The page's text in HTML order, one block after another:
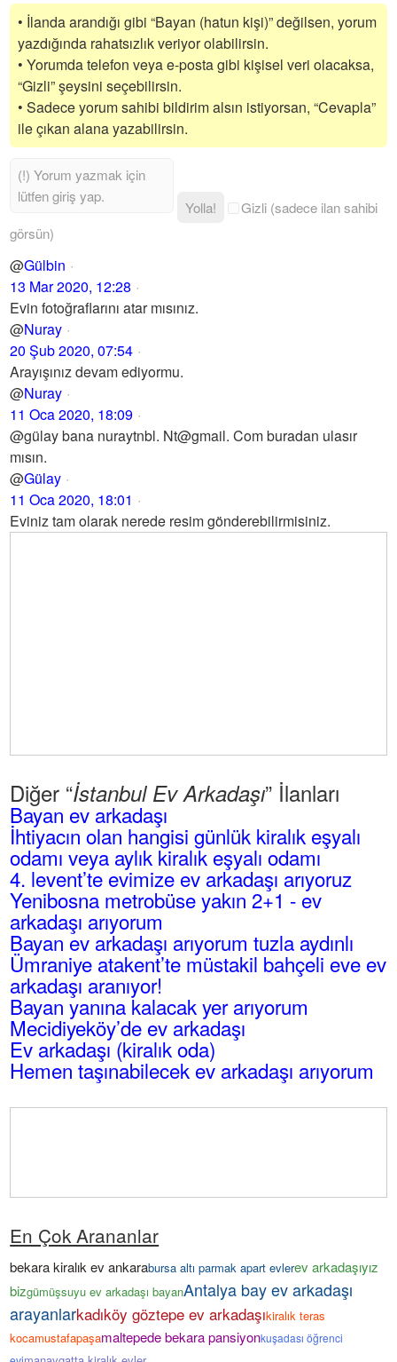
• İlanda arandığı gibi “Bayan (hatun kişi)” değilsen, yorum
yazdığında rahatsızlık veriyor olabilirsin.
• Yorumda telefon veya e-posta gibi kişisel veri olacaksa,
“Gizli” şeysini seçebilirsin.
• Sadece yorum sahibi bildirim alsın istiyorsan, “Cevapla”
ile çıkan alana yazabilirsin.
Yolla!
Gizli (sadece ilan sahibi
görsün)
@Gülbin
13 Mar 2020, 12:28
Evin fotoğraflarını atar mısınız.
@Nuray
20 Şub 2020, 07:54
Arayışınız devam ediyormu.
@Nuray
11 Oca 2020, 18:09
@gülay bana nuraytnbl. Nt@gmail. Com buradan ulasır
mısın.
@Gülay
11 Oca 2020, 18:01
Eviniz tam olarak nerede resim gönderebilirmisiniz.
Diğer “İstanbul Ev Arkadaşı” İlanları
Bayan ev arkadaşı
İhtiyacın olan hangisi günlük kiralık eşyalı
odamı veya aylık kiralık eşyalı odamı
4. levent’te evimize ev arkadaşı arıyoruz
Yenibosna metrobüse yakın 2+1 - ev
arkadaşı arıyorum
Bayan ev arkadaşı arıyorum tuzla aydınlı
Ümraniye atakent’te müstakil bahçeli eve ev
arkadaşı aranıyor!
Bayan yanına kalacak yer arıyorum
Mecidiyeköy’de ev arkadaşı
Ev arkadaşı (kiralık oda)
Hemen taşınabilecek ev arkadaşı arıyorum
En Çok Arananlar
bekara kiralık ev ankarabursa altı parmak apart evlerev arkadaşıyız
bizgümüşsuyu ev arkadaşı bayanAntalya bay ev arkadaşı
arayanlarkadıköy göztepe ev arkadaşıkiralık teras
kocamustafapaşamaltepede bekara pansiyonkuşadası öğrenci